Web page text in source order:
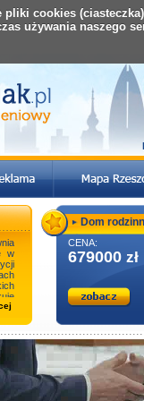
w
Dom
CENA:
679000 zł
cookies
używania naszego